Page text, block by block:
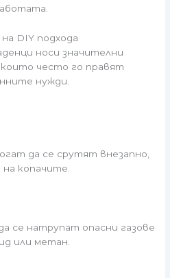
DIY подхода
носи значителни
които често го правят
нужди.
да се срутят внезапно,
копачите.
се натрупат опасни газове
или метан.